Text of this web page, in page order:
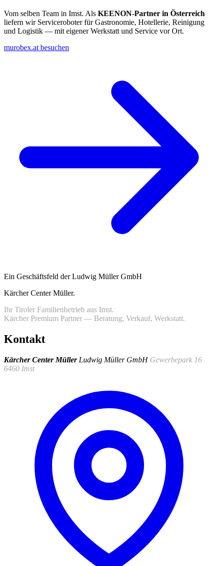
Vom selben Team in Imst. Als KEENON-Partner in Österreich
liefern wir Serviceroboter für Gastronomie, Hotellerie, Reinigung
und Logistik — mit eigener Werkstatt und Service vor Ort.
murobex.at besuchen
Ein Geschäftsfeld der Ludwig Müller GmbH
Kärcher Center Müller.
Ihr Tiroler Familienbetrieb aus Imst.
Kärcher Premium Partner — Beratung, Verkauf, Werkstatt.
Kontakt
Kärcher Center Müller Ludwig Müller GmbH Gewerbepark 16
6460 Imst